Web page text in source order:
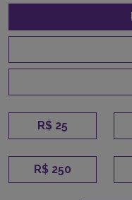
R$ 25
R$ 250